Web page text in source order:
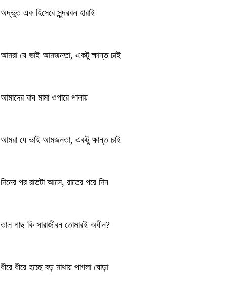
অদ্ভুত এক হিসেবে সুন্দরবন হারাই
আমরা যে ভাই আমজনতা, একটু ক্ষান্ত চাই
আমাদের বাঘ মামা ওপারে পালায়
আমরা যে ভাই আমজনতা, একটু ক্ষান্ত চাই
দিনের পর রাতটা আসে, রাতের পরে দিন
তাল গাছ কি সারাজীবন তোমারই অধীন?
ধীরে ধীরে হচ্ছে বড় মাথায় পাগলা ঘোড়া